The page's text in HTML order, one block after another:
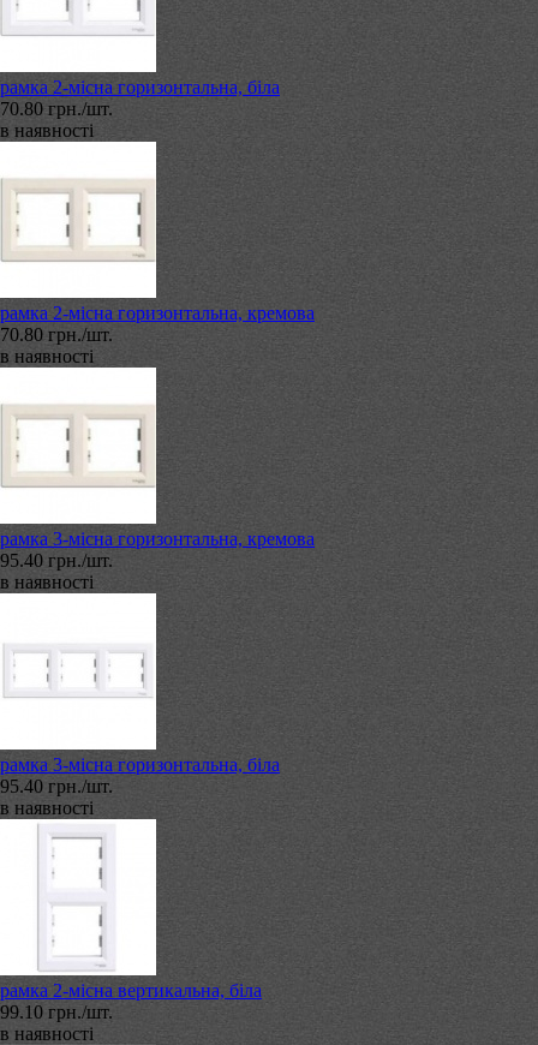
рамка 2-місна горизонтальна, біла
70.80 грн./шт.
в наявності
рамка 2-місна горизонтальна, кремова
70.80 грн./шт.
в наявності
рамка 3-місна горизонтальна, кремова
95.40 грн./шт.
в наявності
рамка 3-місна горизонтальна, біла
95.40 грн./шт.
в наявності
рамка 2-місна вертикальна, біла
99.10 грн./шт.
в наявності